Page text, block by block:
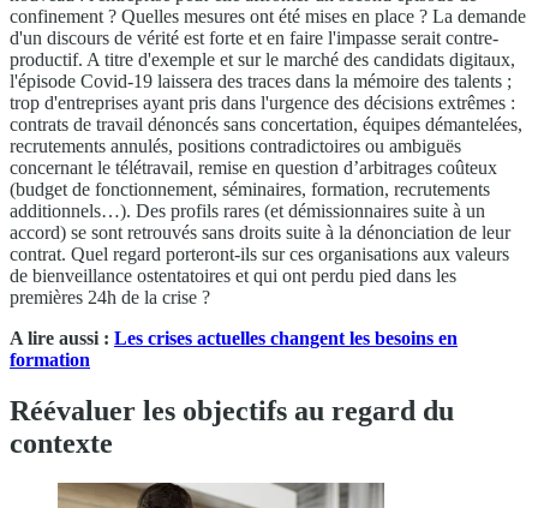
confinement ? Quelles mesures ont été mises en place ? La demande
d'un discours de vérité est forte et en faire l'impasse serait contre-
productif. A titre d'exemple et sur le marché des candidats digitaux,
l'épisode Covid-19 laissera des traces dans la mémoire des talents ;
trop d'entreprises ayant pris dans l'urgence des décisions extrêmes :
contrats de travail dénoncés sans concertation, équipes démantelées,
recrutements annulés, positions contradictoires ou ambiguës
concernant le télétravail, remise en question d’arbitrages coûteux
(budget de fonctionnement, séminaires, formation, recrutements
additionnels…). Des profils rares (et démissionnaires suite à un
accord) se sont retrouvés sans droits suite à la dénonciation de leur
contrat. Quel regard porteront-ils sur ces organisations aux valeurs
de bienveillance ostentatoires et qui ont perdu pied dans les
premières 24h de la crise ?
A lire aussi : Les crises actuelles changent les besoins en
formation
Réévaluer les objectifs au regard du
contexte